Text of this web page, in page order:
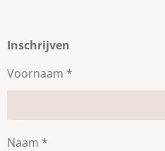
Inschrijven
Voornaam *
Naam *